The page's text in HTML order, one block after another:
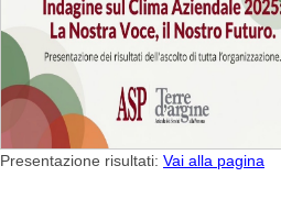
Presentazione risultati: Vai alla pagina